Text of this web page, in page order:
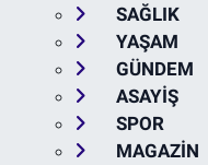
SAĞLIK
YAŞAM
GÜNDEM
ASAYİŞ
SPOR
MAGAZİN